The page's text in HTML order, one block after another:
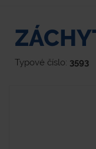
Typové číslo: 3593